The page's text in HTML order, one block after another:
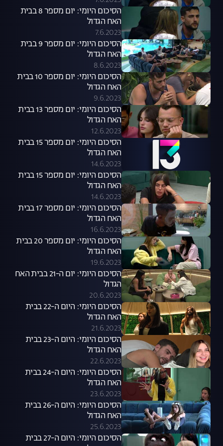
הסיכום היומי: יום מספר 8 בבית
האח הגדול
7.6.2023
הסיכום היומי: יום מספר 9 בבית
האח הגדול
8.6.2023
הסיכום היומי: יום מספר 10 בבית
האח הגדול
9.6.2023
הסיכום היומי: יום מספר 13 בבית
האח הגדול
12.6.2023
הסיכום היומי: יום מספר 15 בבית
האח הגדול
14.6.2023
הסיכום היומי: יום מספר 15 בבית
האח הגדול
14.6.2023
הסיכום היומי: יום מספר 17 בבית
האח הגדול
16.6.2023
הסיכום היומי: יום מספר 20 בבית
האח הגדול
19.6.2023
הסיכום היומי: יום ה-21 בבית האח
הגדול
20.6.2023
הסיכום היומי: היום ה-22 בבית
האח הגדול
21.6.2023
הסיכום היומי: היום ה-23 בבית
האח הגדול
22.6.2023
הסיכום היומי: היום ה-24 בבית
האח הגדול
23.6.2023
הסיכום היומי: היום ה-26 בבית
האח הגדול
25.6.2023
הסיכום היומי: היום ה-27 בבית